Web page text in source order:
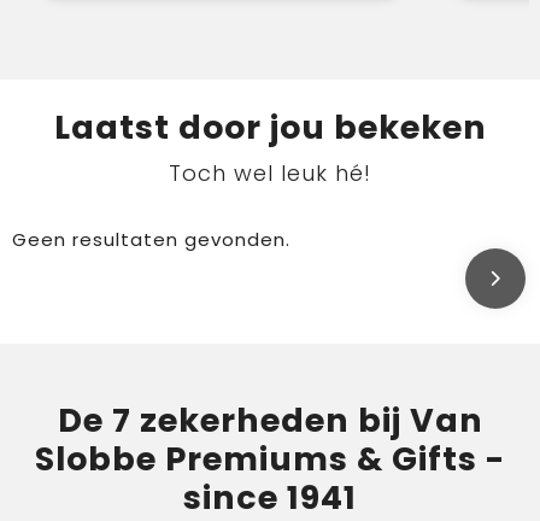
Laatst door jou bekeken
Toch wel leuk hé!
Geen resultaten gevonden.
De 7 zekerheden bij Van
Slobbe Premiums & Gifts -
since 1941